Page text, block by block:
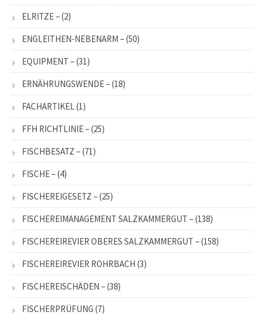
ELRITZE –(2)
ENGLEITHEN-NEBENARM –(50)
EQUIPMENT –(31)
ERNÄHRUNGSWENDE –(18)
FACHARTIKEL(1)
FFH RICHTLINIE –(25)
FISCHBESATZ –(71)
FISCHE –(4)
FISCHEREIGESETZ –(25)
FISCHEREIMANAGEMENT SALZKAMMERGUT –(138)
FISCHEREIREVIER OBERES SALZKAMMERGUT –(158)
FISCHEREIREVIER ROHRBACH (3)
FISCHEREISCHÄDEN –(38)
FISCHERPRÜFUNG (7)